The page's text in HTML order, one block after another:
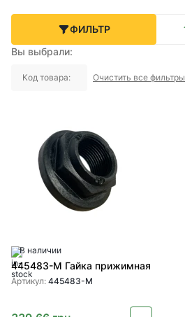
ФИЛЬТР
Вы выбрали:
Код товара: Очистить все фильтры
В наличии
445483-M Гайка прижимная
Артикул: 445483-M